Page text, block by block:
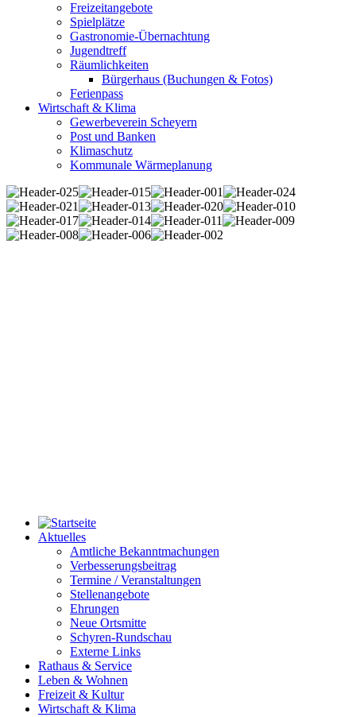
Freizeitangebote
Spielplätze
Gastronomie-Übernachtung
Jugendtreff
Räumlichkeiten
Bürgerhaus (Buchungen & Fotos)
Ferienpass
Wirtschaft & Klima
Gewerbeverein Scheyern
Post und Banken
Klimaschutz
Kommunale Wärmeplanung
Aktuelles
Amtliche Bekanntmachungen
Verbesserungsbeitrag
Termine / Veranstaltungen
Stellenangebote
Ehrungen
Neue Ortsmitte
Schyren-Rundschau
Externe Links
Rathaus & Service
Leben & Wohnen
Freizeit & Kultur
Wirtschaft & Klima